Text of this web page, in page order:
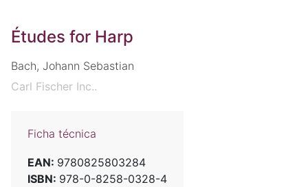
Études for Harp
Bach, Johann Sebastian
Carl Fischer Inc..
Ficha técnica
EAN: 9780825803284
ISBN: 978-0-8258-0328-4